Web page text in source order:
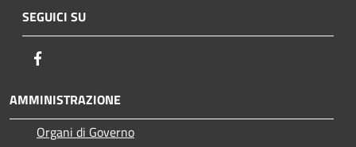
SEGUICI SU
AMMINISTRAZIONE
Organi di Governo